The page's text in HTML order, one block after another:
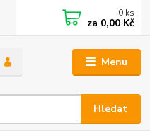
Menu
Hledat
0 ks
za 0,00 Kč